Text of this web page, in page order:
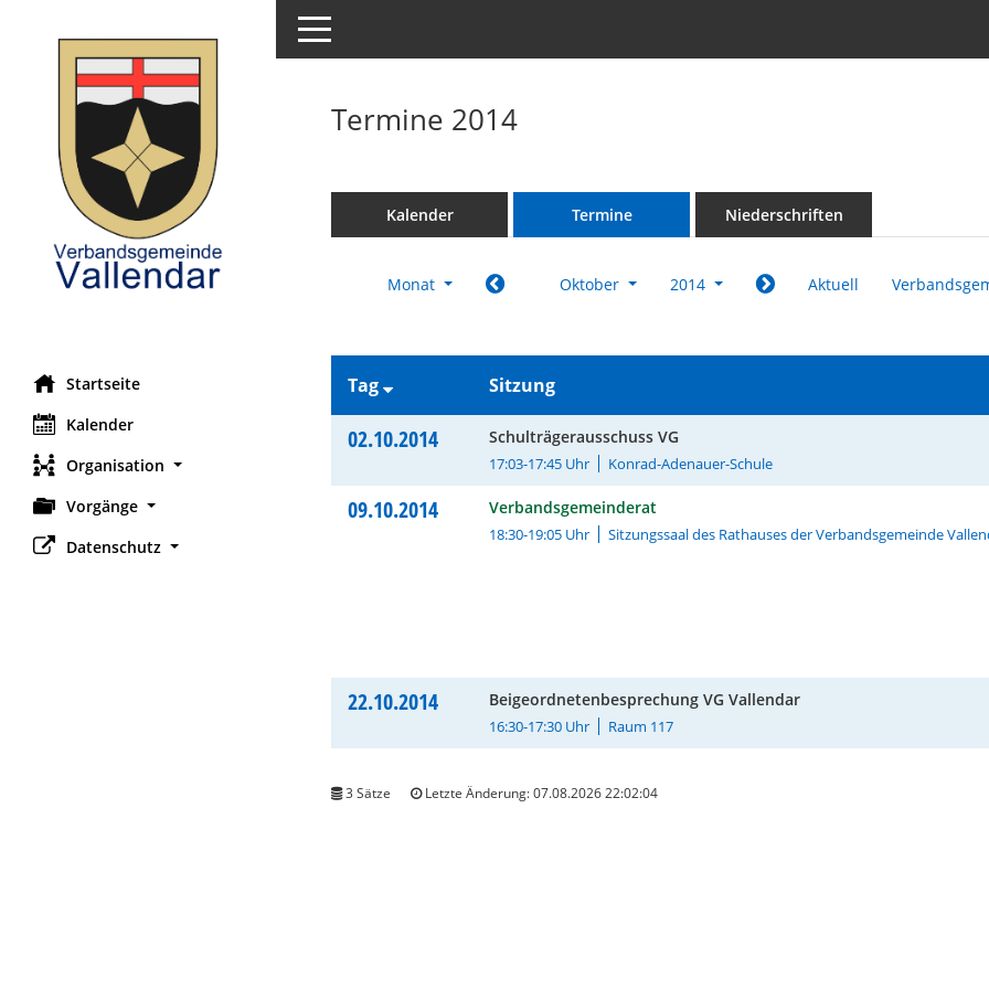
Startseite
Kalender
Organisation
Vorgänge
Datenschutz
Toggle navigation
Termine 2014
Kalender Termine Niederschriften
Monat Oktober 2014 Aktuell
Tag Sitzung
02.10.2014 Schulträgerausschuss VG
17:03-17:45 Uhr Konrad-Adenauer-Schule
09.10.2014 Verbandsgemeinderat
18:30-19:05 Uhr Sitzungssaal des Rathauses der Verbandsgemeinde
22.10.2014 Beigeordnetenbesprechung VG Vallendar
16:30-17:30 Uhr Raum 117
3 Sätze Letzte Änderung: 07.08.2026 22:02:04